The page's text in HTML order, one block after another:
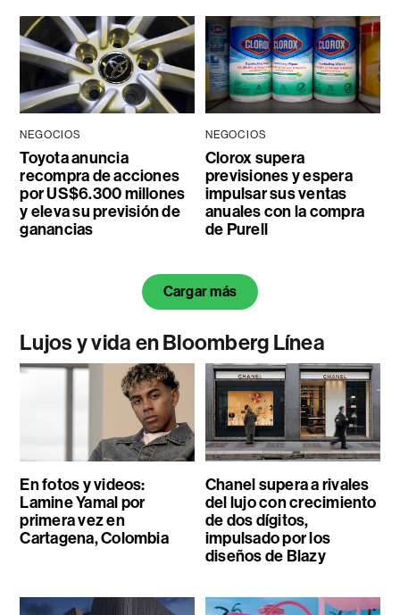
NEGOCIOS
Toyota anuncia
recompra de acciones
por US$6.300 millones
y eleva su previsión de
ganancias
NEGOCIOS
Clorox supera
previsiones y espera
impulsar sus ventas
anuales con la compra
de Purell
Cargar más
Lujos y vida en Bloomberg Línea
En fotos y videos:
Lamine Yamal por
primera vez en
Cartagena, Colombia
Chanel supera a rivales
del lujo con crecimiento
de dos dígitos,
impulsado por los
diseños de Blazy